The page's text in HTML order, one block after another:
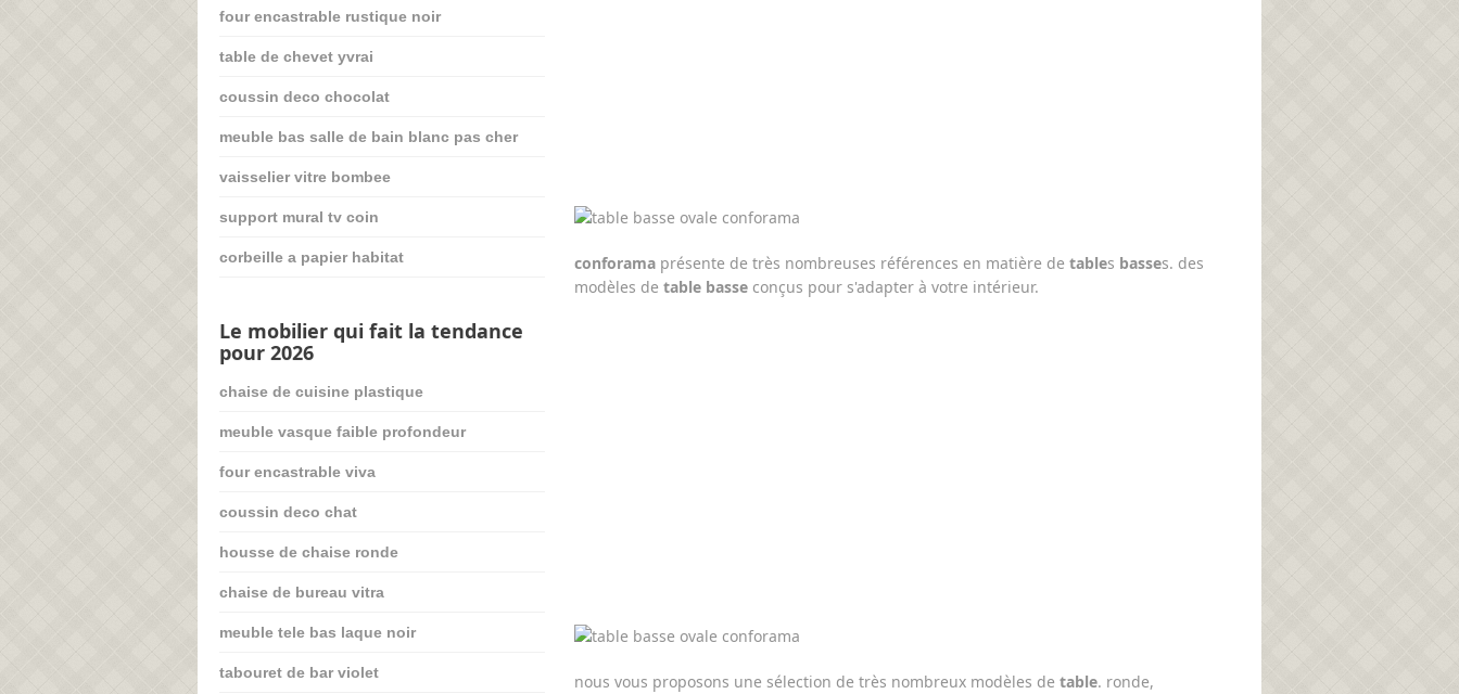
conforamaprésente de très nombreuses références en matière de tables basses. des
modèles de table basseconçus pour s'adapter à votre intérieur.
nous vous proposons une sélection de très nombreux modèles de table. ronde,
four encastrable rustique noir
table de chevet yvrai
coussin deco chocolat
meuble bas salle de bain blanc pas cher
vaisselier vitre bombee
support mural tv coin
corbeille a papier habitat
Le mobilier qui fait la tendance
pour 2026
chaise de cuisine plastique
meuble vasque faible profondeur
four encastrable viva
coussin deco chat
housse de chaise ronde
chaise de bureau vitra
meuble tele bas laque noir
tabouret de bar violet